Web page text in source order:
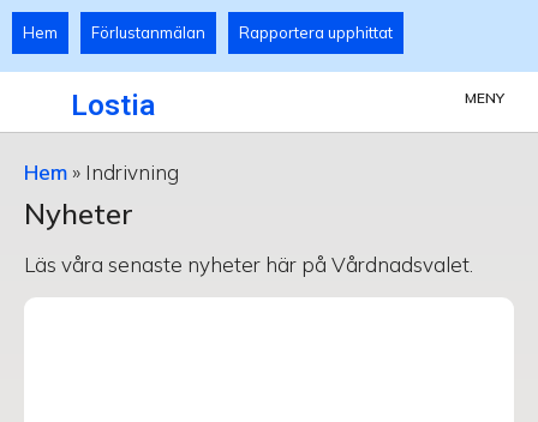
Hem Förlustanmälan Rapportera upphittat
Lostia MENY
Hem » Indrivning
Nyheter
Läs våra senaste nyheter här på Vårdnadsvalet.